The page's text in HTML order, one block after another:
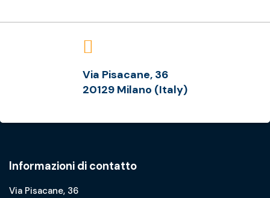
Via Pisacane, 36
20129 Milano (Italy)
Informazioni di contatto
Via Pisacane, 36